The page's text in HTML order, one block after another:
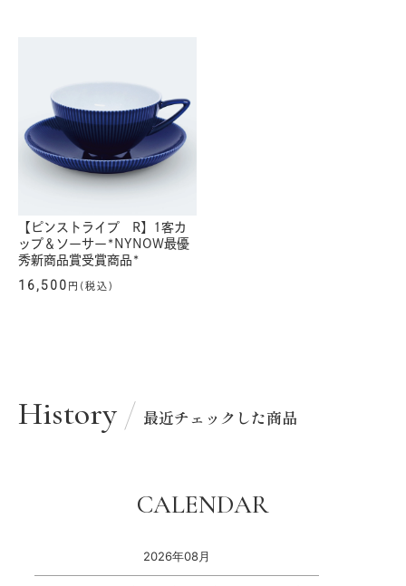
【ピンストライプ R】1客カ
ップ＆ソーサー*NYNOW最優
秀新商品賞受賞商品*
16,500 円(税込)
History 最近チェックした商品
CALENDAR